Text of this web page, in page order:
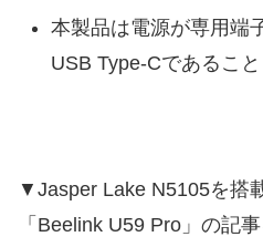
本製品は電源が専用端
USB Type-Cであるこ
▼Jasper Lake N5105を搭
「Beelink U59 Pro」の記